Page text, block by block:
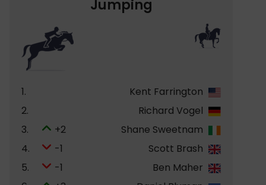
Jumping
1.
Kent Farrington
2.
Richard Vogel
3.
+2
Shane Sweetnam
4.
-1
Scott Brash
5.
-1
Ben Maher